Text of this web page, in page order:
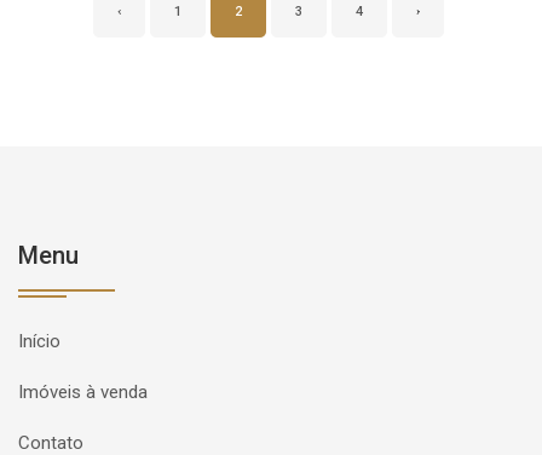
‹ 1 2 3 4 ›
Menu
Início
Imóveis à venda
Contato